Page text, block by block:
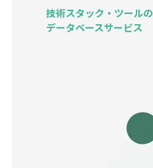
技術スタック・ツールの
データベースサービス